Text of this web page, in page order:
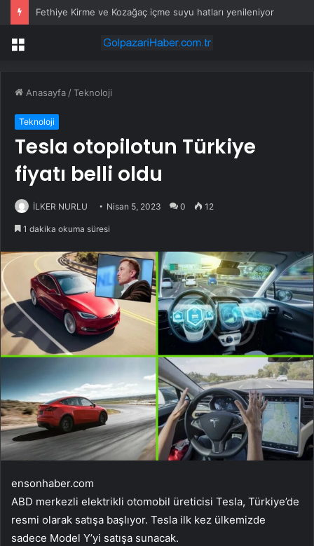
Fethiye Kirme ve Kozağaç içme suyu hatları yenileniyor
Menü
Anasayfa /Teknoloji
Teknoloji
Tesla otopilotun Türkiye
fiyatı belli oldu
İLKER NURLU Nisan 5, 2023 0 12
1 dakika okuma süresi
ensonhaber.com
ABD merkezli elektrikli otomobil üreticisi Tesla, Türkiye’de
resmi olarak satışa başlıyor. Tesla ilk kez ülkemizde
sadece Model Y’yi satışa sunacak.